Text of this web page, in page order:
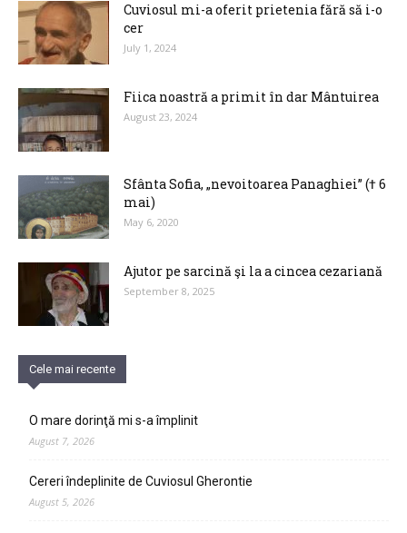
Cuviosul mi-a oferit prietenia fără să i-o
cer
July 1, 2024
Fiica noastră a primit în dar Mântuirea
August 23, 2024
Sfânta Sofia, „nevoitoarea Panaghiei” († 6
mai)
May 6, 2020
Ajutor pe sarcină şi la a cincea cezariană
September 8, 2025
Cele mai recente
O mare dorinţă mi s-a împlinit
August 7, 2026
Cereri îndeplinite de Cuviosul Gherontie
August 5, 2026